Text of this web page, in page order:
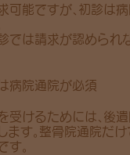
能ですが、 初診は
では請求が認められ
病院通院が必須
受けるためには、 後
ます。整骨院通院だけ
。